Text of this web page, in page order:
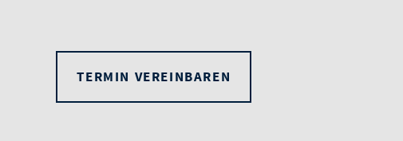
TERMIN VEREINBAREN